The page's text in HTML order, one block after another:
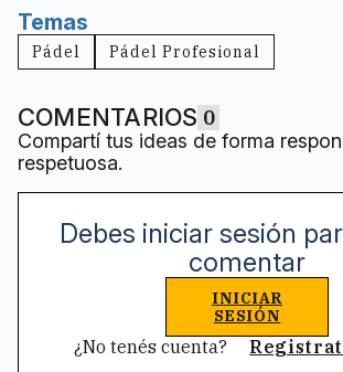
Temas
Pádel Pádel Profesional
COMENTARIOS 0
Compartí tus ideas de forma
respetuosa.
Debes iniciar sesión
comentar
INICIAR
SESIÓN
¿No tenés cuenta?